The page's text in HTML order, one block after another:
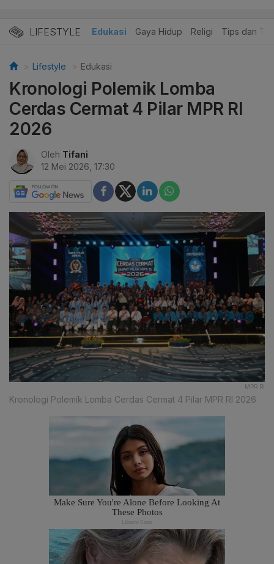
LIFESTYLE
Wisata dan Kuliner Edukasi Gaya Hidup Religi Tips dan Trik
Lifestyle Edukasi
Kronologi Polemik Lomba
Cerdas Cermat 4 Pilar MPR RI
2026
Oleh Tifani
12 Mei 2026, 17:30
MPR RI
Kronologi Polemik Lomba Cerdas Cermat 4 Pilar MPR RI 2026